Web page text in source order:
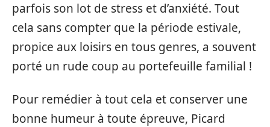
parfois son lot de stress et d’anxiété. Tout
cela sans compter que la période estivale,
propice aux loisirs en tous genres, a souvent
porté un rude coup au portefeuille familial !
Pour remédier à tout cela et conserver une
bonne humeur à toute épreuve, Picard